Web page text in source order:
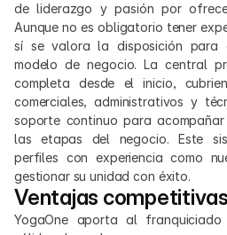
de liderazgo y pasión por
Aunque no es obligatorio tener
sí se valora la disposición para
modelo de negocio. La central
completa desde el inicio,
comerciales, administrativos y
soporte continuo para
las etapas del negocio. Este
perfiles con experiencia como
gestionar su unidad con éxito.
Ventajas competitivas
YogaOne aporta al